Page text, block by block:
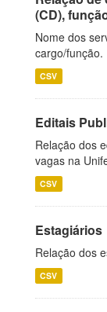
(CD),
Nome dos
cargo/função.
CSV
Editais
Relação dos
vagas na
CSV
Estagiários
Relação dos
CSV